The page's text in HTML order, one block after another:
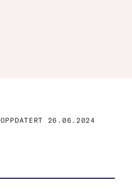
OPPDATERT 26.06.2024